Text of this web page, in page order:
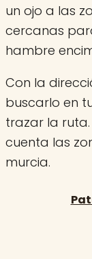
un ojo a las
cercanas
hambre
Con la
buscarlo en
trazar la ruta.
cuenta las
murcia.